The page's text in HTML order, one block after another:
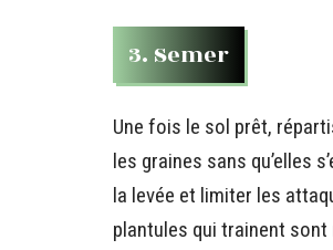
3. Semer
Une fois le sol prêt,
les graines sans qu’elles
la levée et limiter les
plantules qui trainent